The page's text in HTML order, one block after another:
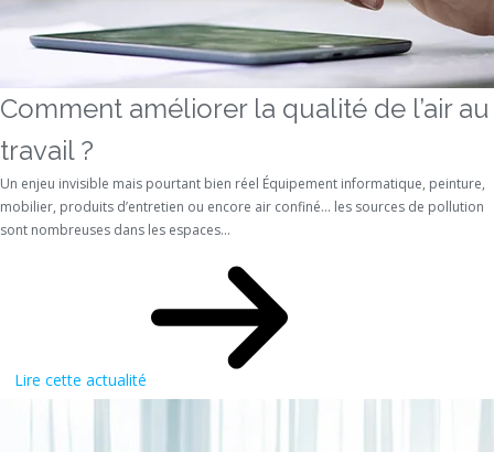
Comment améliorer la qualité de l’air au
travail ?
Un enjeu invisible mais pourtant bien réel Équipement informatique, peinture,
mobilier, produits d’entretien ou encore air confiné… les sources de pollution
sont nombreuses dans les espaces...
Lire cette actualité